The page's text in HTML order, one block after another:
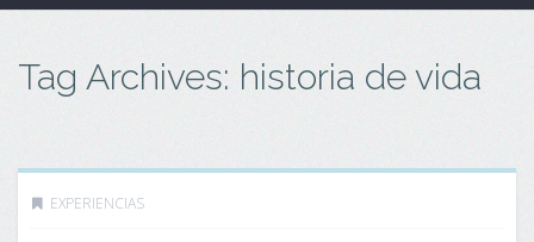
Tag Archives: historia de vida
EXPERIENCIAS